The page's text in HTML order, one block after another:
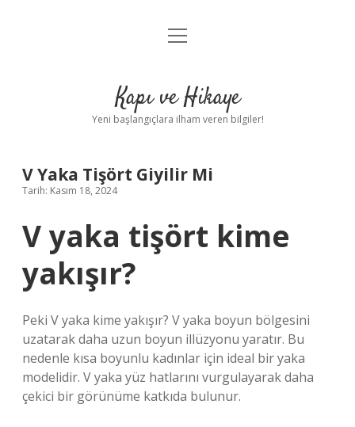
Anasayfa
Yasal Uyarı
menüyü
Kapı ve Hikaye
Yeni başlangıçlara ilham veren bilgiler!
V Yaka Tişört Giyilir Mi
Tarih: Kasım 18, 2024
V yaka tişört kime
yakışır?
Peki V yaka kime yakışır? V yaka boyun bölgesini
uzatarak daha uzun boyun illüzyonu yaratır. Bu
nedenle kısa boyunlu kadınlar için ideal bir yaka
modelidir. V yaka yüz hatlarını vurgulayarak daha
çekici bir görünüme katkıda bulunur.